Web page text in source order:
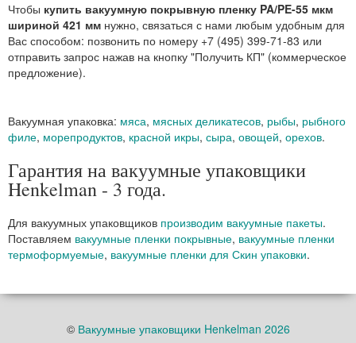
Чтобы купить вакуумную покрывную пленку PA/PE-55 мкм
шириной 421 мм нужно, связаться с нами любым удобным для
Вас способом: позвонить по номеру +7 (495) 399-71-83 или
отправить запрос нажав на кнопку "Получить КП" (коммерческое
предложение).
Вакуумная упаковка: мяса, мясных деликатесов, рыбы, рыбного
филе, морепродуктов, красной икры, сыра, овощей, орехов.
Гарантия на вакуумные упаковщики
Henkelman - 3 года.
Для вакуумных упаковщиков производим вакуумные пакеты.
Поставляем вакуумные пленки покрывные, вакуумные пленки
термоформуемые, вакуумные пленки для Скин упаковки.
© Вакуумные упаковщики Henkelman 2026